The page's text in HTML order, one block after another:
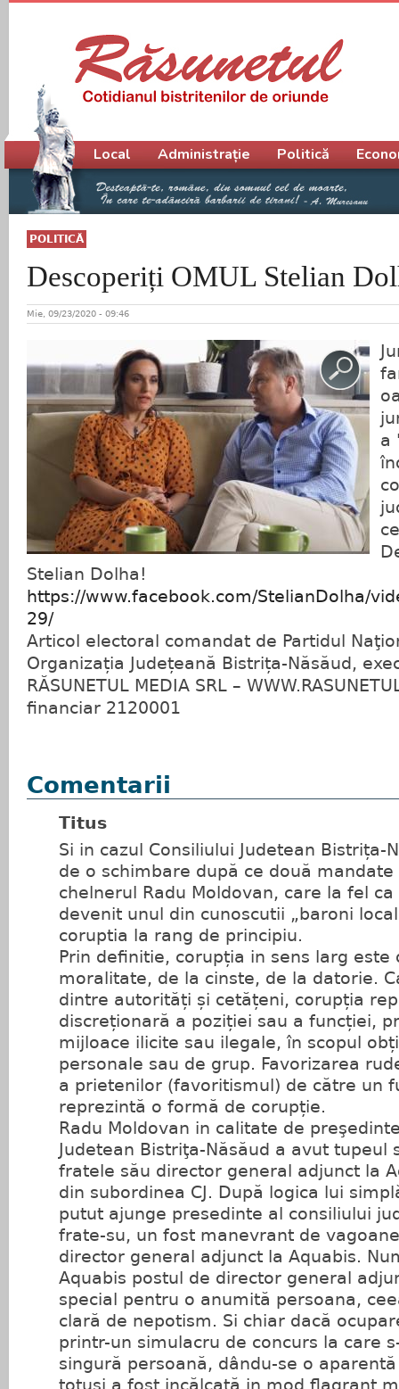
POLITICĂ
Descoperiți OMUL Stelian
Mie, 09/23/2020 - 09:46
a
Stelian Dolha!
https://www.facebook.com/StelianDolha/
29/
Articol electoral comandat de Partidul
Organizația Județeană Bistrița-Năsăud,
RĂSUNETUL MEDIA SRL –
financiar 2120001
Comentarii
Titus
Si in cazul Consiliului Judetean Bistrița-
de o schimbare după ce două
chelnerul Radu Moldovan, care la fel ca
devenit unul din cunoscutii „baroni
coruptia la rang de principiu.
Prin definitie, corupția in sens larg este
moralitate, de la cinste, de la datorie.
dintre autorități și cetățeni, corupția
discreționară a poziției sau a funcției,
mijloace ilicite sau ilegale, în scopul
personale sau de grup. Favorizarea
a prietenilor (favoritismul) de către un
reprezintă o formă de corupție.
Radu Moldovan in calitate de
Judetean Bistriţa-Năsăud a avut tupeul
fratele său director general adjunct la
din subordinea CJ. După logica lui
putut ajunge presedinte al consiliului
frate-su, un fost manevrant de
director general adjunct la Aquabis.
Aquabis postul de director general
special pentru o anumită persoana,
clară de nepotism. Si chiar dacă
printr-un simulacru de concurs la care
singură persoană, dându-se o
totusi a fost incălcată in mod flagrant
Meniu principal
Local Administrație Politică